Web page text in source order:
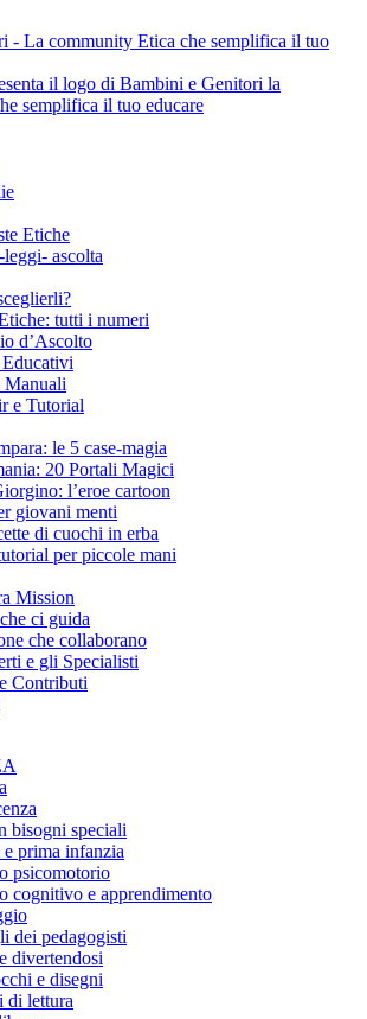
Etiche
ascolta
tutti i numeri
d’Ascolto
Manuali
e Tutorial
le 5 case-magia
20 Portali Magici
l’eroe cartoon
giovani menti
di cuochi in erba
per piccole mani
Mission
ci guida
che collaborano
e gli Specialisti
Contributi
bisogni speciali
prima infanzia
psicomotorio
cognitivo e apprendimento
dei pedagogisti
divertendosi
e disegni
di lettura